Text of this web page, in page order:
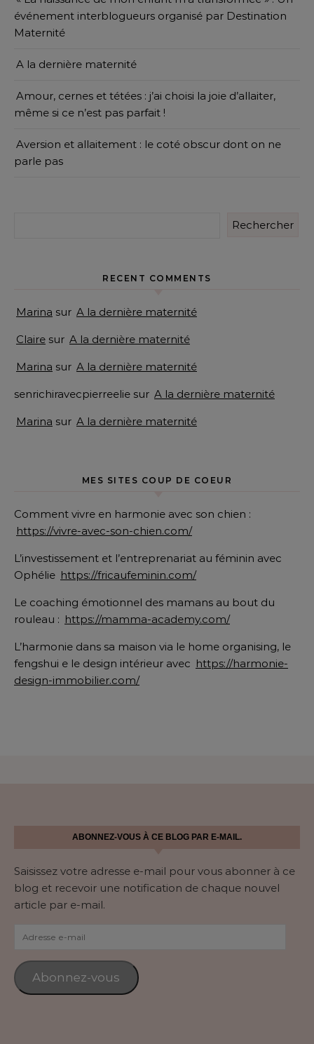
événement interblogueurs organisé par Destination
Maternité
A la dernière maternité
Amour, cernes et tétées : j’ai choisi la joie d’allaiter,
même si ce n’est pas parfait !
Aversion et allaitement : le coté obscur dont on ne
parle pas
Rechercher
RECENT COMMENTS
Marina sur A la dernière maternité
Claire sur A la dernière maternité
Marina sur A la dernière maternité
senrichiravecpierreelie sur A la dernière maternité
Marina sur A la dernière maternité
MES SITES COUP DE COEUR
Comment vivre en harmonie avec son chien :
https://vivre-avec-son-chien.com/
L’investissement et l’entreprenariat au féminin avec
Ophélie https://fricaufeminin.com/
Le coaching émotionnel des mamans au bout du
rouleau : https://mamma-academy.com/
L’harmonie dans sa maison via le home organising, le
fengshui e le design intérieur avec https://harmonie-
design-immobilier.com/
ABONNEZ-VOUS À CE BLOG PAR E-MAIL.
Saisissez votre adresse e-mail pour vous abonner à ce
blog et recevoir une notification de chaque nouvel
article par e-mail.
Abonnez-vous